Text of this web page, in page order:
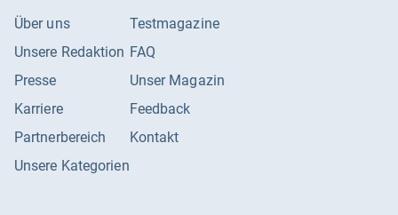
Über uns
Unsere Redaktion
Presse
Karriere
Partnerbereich
Unsere Kategorien
Testmagazine
FAQ
Unser Magazin
Feedback
Kontakt